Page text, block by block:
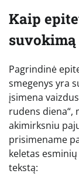
Kaip
suvokimą
Pagrindinė
smegenys yra
įsimena
rudens diena“,
akimirksniu
prisimename
keletas
tekstą: